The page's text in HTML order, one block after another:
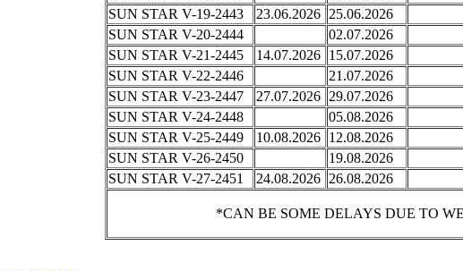
SUN STAR V-19-2443
23.06.2026 25.06.2026
SUN STAR V-20-2444
02.07.2026
SUN STAR V-21-2445
14.07.2026 15.07.2026
SUN STAR V-22-2446
21.07.2026
SUN STAR V-23-2447
27.07.2026 29.07.2026
SUN STAR V-24-2448
05.08.2026
SUN STAR V-25-2449
10.08.2026 12.08.2026
SUN STAR V-26-2450
19.08.2026
SUN STAR V-27-2451
24.08.2026 26.08.2026
*CAN BE SOME DELAYS DUE